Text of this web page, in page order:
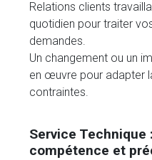
Relations clients
quotidien pour traiter
demandes.
Un changement ou un
en œuvre pour adapter
contraintes.
Service Technique :
compétence et